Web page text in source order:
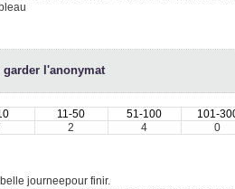
garder l'anonymat
11-50 51-100 101-
2 4 0
journeepour finir.